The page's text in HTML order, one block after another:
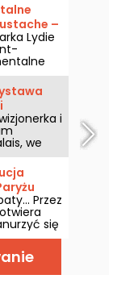
–
Lydie
by
na
i
we
6 maja
we
niemal
jej
Przez
się